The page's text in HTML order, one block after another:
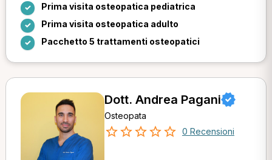
Prima visita osteopatica pediatrica
Prima visita osteopatica adulto
Pacchetto 5 trattamenti osteopatici
Dott. Andrea Pagani
Osteopata
0 Recensioni